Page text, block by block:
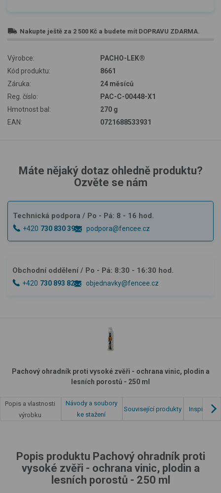
Nakupte ještě za 2 500 Kč a budete mít DOPRAVU ZDARMA.
Výrobce:
PACHO-LEK®
Kód produktu:
8661
Záruka:
24 měsíců
Reg. číslo:
PAC-C-00448-X1
Hmotnost bal:
270 g
EAN:
0721688533931
Máte nějaký dotaz ohledně produktu?
Ozvěte se nám
Technická podpora / Po - Pá: 8 - 16 hod.
+420 730 830 393 podpora@fencee.cz
Obchodní oddělení / Po - Pá: 8:30 - 16:30 hod.
+420 730 893 828 objednavky@fencee.cz
Pachový ohradník proti vysoké zvěři - ochrana vinic, plodin a
lesních porostů - 250 ml
Popis a vlastnosti
výrobku
Návody a soubory
ke stažení
Související produkty Inspirace
Popis produktu Pachový ohradník proti
vysoké zvěři - ochrana vinic, plodin a
lesních porostů - 250 ml